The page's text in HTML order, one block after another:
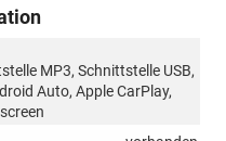
MP3, Schnittstelle USB,
Auto, Apple CarPlay,